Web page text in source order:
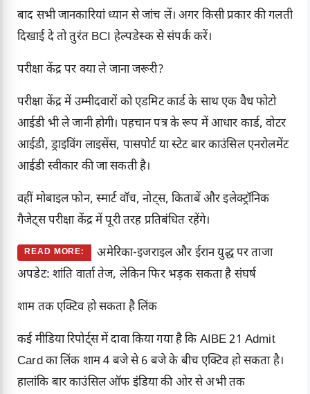
बाद सभी जानकारियां ध्यान से जांच लें। अगर किसी प्रकार की गलती
दिखाई दे तो तुरंत BCI हेल्पडेस्क से संपर्क करें।
परीक्षा केंद्र पर क्या ले जाना जरूरी?
परीक्षा केंद्र में उम्मीदवारों को एडमिट कार्ड के साथ एक वैध फोटो
आईडी भी ले जानी होगी। पहचान पत्र के रूप में आधार कार्ड, वोटर
आईडी, ड्राइविंग लाइसेंस, पासपोर्ट या स्टेट बार काउंसिल एनरोलमेंट
आईडी स्वीकार की जा सकती है।
वहीं मोबाइल फोन, स्मार्ट वॉच, नोट्स, किताबें और इलेक्ट्रॉनिक
गैजेट्स परीक्षा केंद्र में पूरी तरह प्रतिबंधित रहेंगे।
READ MORE:
अमेरिका-इजराइल और ईरान युद्ध पर ताजा
अपडेट: शांति वार्ता तेज, लेकिन फिर भड़क सकता है संघर्ष
शाम तक एक्टिव हो सकता है लिंक
कई मीडिया रिपोर्ट्स में दावा किया गया है कि AIBE 21 Admit
Card का लिंक शाम 4 बजे से 6 बजे के बीच एक्टिव हो सकता है।
हालांकि बार काउंसिल ऑफ इंडिया की ओर से अभी तक